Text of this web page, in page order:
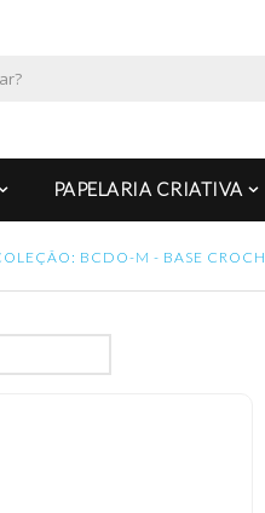
PAPELARIA CRIATIVA
BCDO-M - BASE